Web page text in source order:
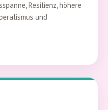
Resilienz, höhere
und